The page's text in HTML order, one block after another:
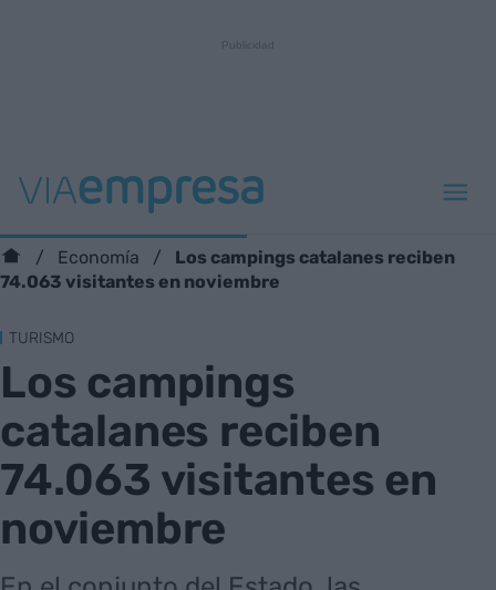
Economía
Los campings catalanes reciben
74.063 visitantes en noviembre
TURISMO
Los campings
catalanes reciben
74.063 visitantes en
noviembre